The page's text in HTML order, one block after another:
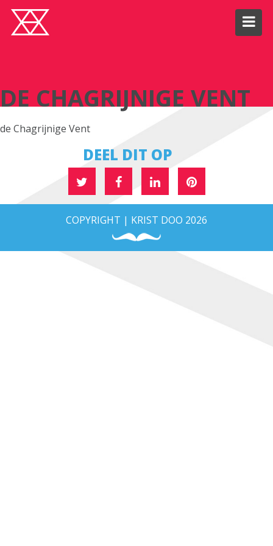
DE CHAGRIJNIGE VENT
de Chagrijnige Vent
DEEL DIT OP
COPYRIGHT | KRIST DOO 2026